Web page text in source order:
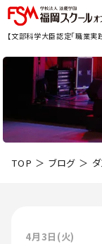
【文部科学大臣認定「職業実
TOP ブログ
4月3日(火)